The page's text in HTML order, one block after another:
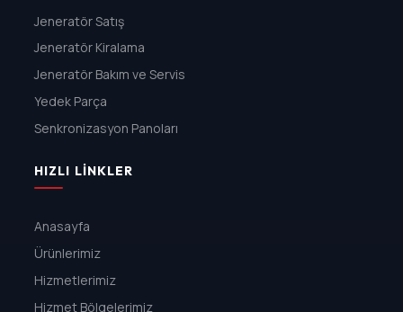
Jeneratör Satış
Jeneratör Kiralama
Jeneratör Bakım ve Servis
Yedek Parça
Senkronizasyon Panoları
HIZLI LINKLER
Anasayfa
Ürünlerimiz
Hizmetlerimiz
Hizmet Bölgelerimiz